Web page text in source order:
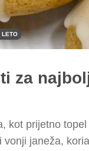
LETO
za
kot prijetno
vonji janeža,